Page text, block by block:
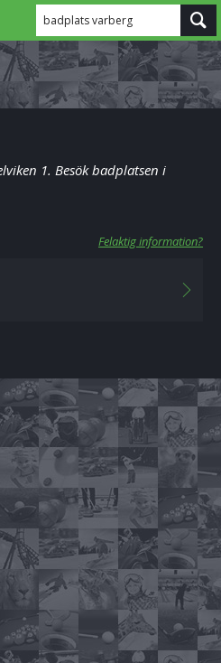
badplats varberg
1. Besök badplatsen i
Felaktig information?